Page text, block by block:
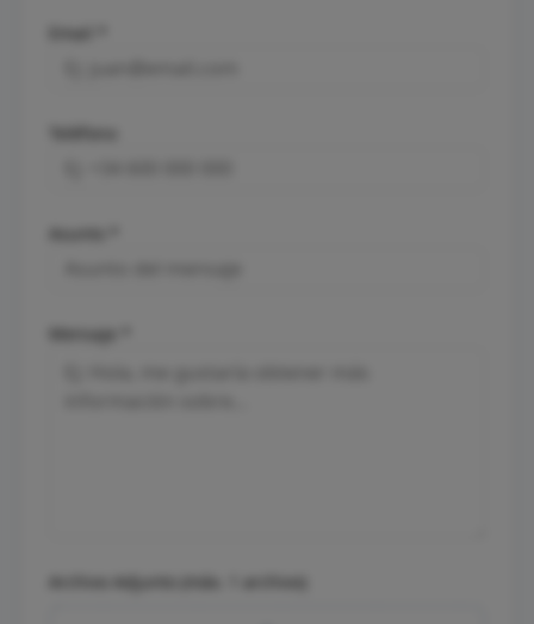
Mensaje *